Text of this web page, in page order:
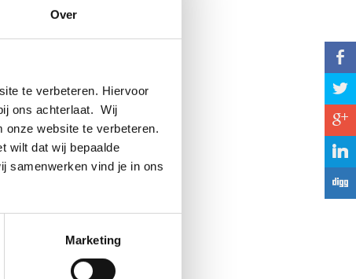
Over
te verbeteren. Hiervoor
ons achterlaat. Wij
onze website te verbeteren.
wilt dat wij bepaalde
samenwerken vind je in ons
Marketing
b
a
c
j
F